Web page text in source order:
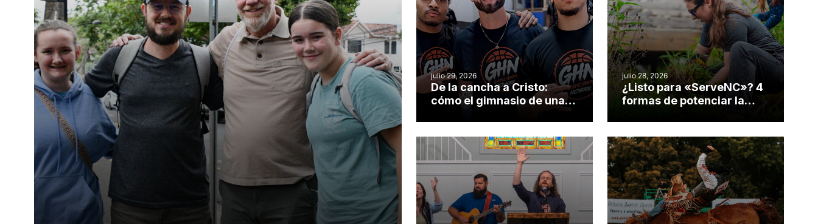
julio 29, 2026
De la cancha a Cristo:
cómo el gimnasio de una
misionero te cuento
julio 28, 2026
¿Listo para «ServeNC»? 4
formas de potenciar la